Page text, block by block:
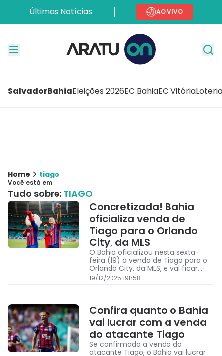
Últimas Notícias AO VIVO
SalvadorBahiaEleições 2026EC BahiaEC Vitória
Home tiago
Você está em
Tudo sobre: TIAGO
Concretizada! Bahia
oficializa venda de
Tiago para o Orlando
City, da MLS
O Bahia oficializou nesta sexta-
feira (19) a venda de Tiago para o
Orlando City, da MLS, e vai ficar
com 25% dos direitos do atleta
19/12/2025 19h58
Confira quanto o Bahia
vai lucrar com a venda
do atacante Tiago
Se confirmada a venda do
atacante Tiago, o Bahia vai lucrar